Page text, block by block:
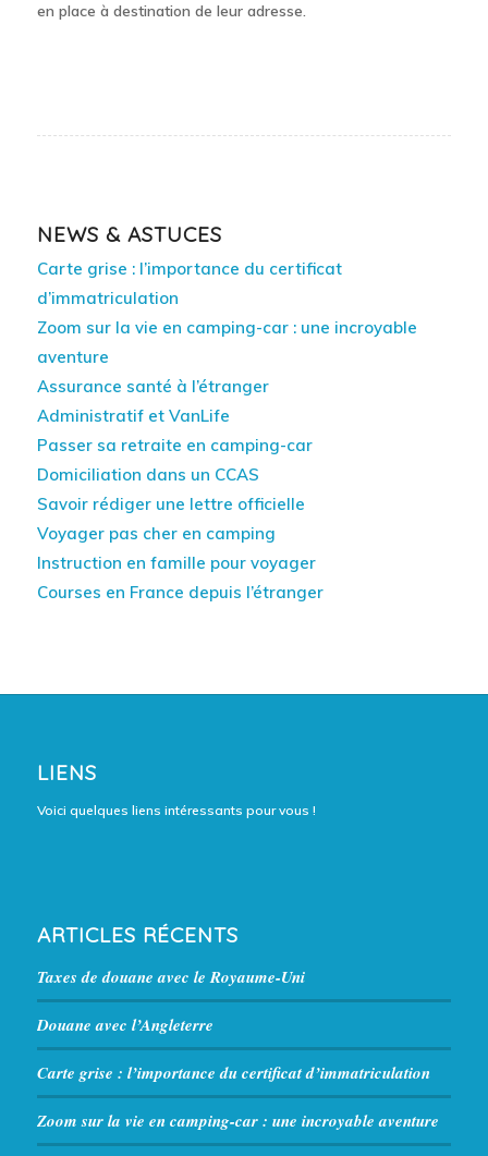
en place à destination de leur adresse.
NEWS & ASTUCES
Carte grise : l’importance du certificat
d’immatriculation
Zoom sur la vie en camping-car : une incroyable
aventure
Assurance santé à l’étranger
Administratif et VanLife
Passer sa retraite en camping-car
Domiciliation dans un CCAS
Savoir rédiger une lettre officielle
Voyager pas cher en camping
Instruction en famille pour voyager
Courses en France depuis l’étranger
LIENS
Voici quelques liens intéressants pour vous !
ARTICLES RÉCENTS
Taxes de douane avec le Royaume-Uni
Douane avec l’Angleterre
Carte grise : l’importance du certificat d’immatriculation
Zoom sur la vie en camping-car : une incroyable aventure